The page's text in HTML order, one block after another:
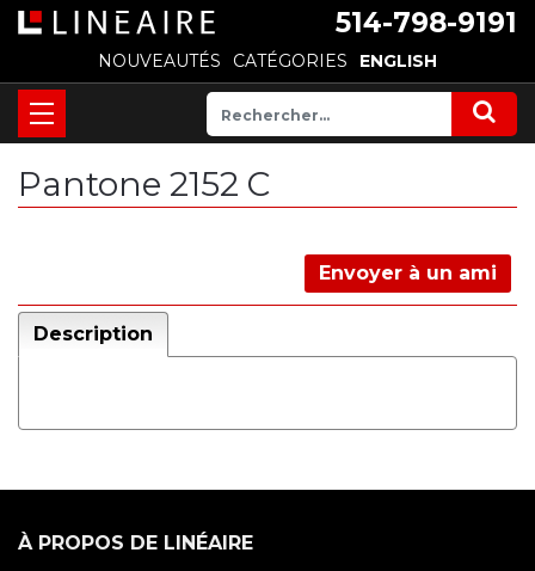
514-798-9191
NOUVEAUTÉS CATÉGORIES ENGLISH
Pantone 2152 C
Envoyer à un ami
Description
À PROPOS DE LINÉAIRE